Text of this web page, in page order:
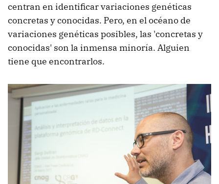
centran en identificar variaciones genéticas
concretas y conocidas. Pero, en el océano de
variaciones genéticas posibles, las 'concretas y
conocidas' son la inmensa minoría. Alguien
tiene que encontrarlos.